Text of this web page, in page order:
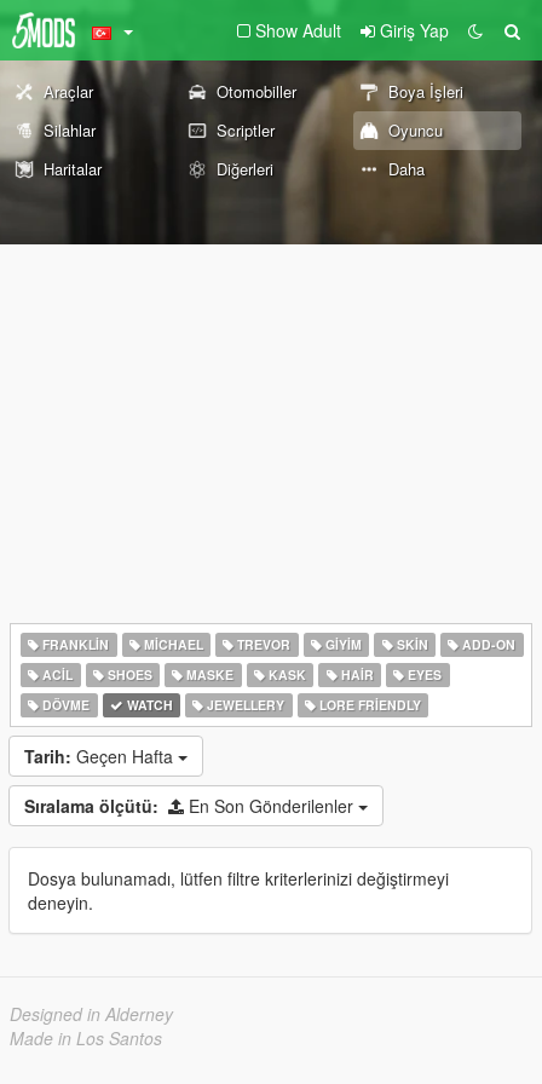
Show Adult Giriş Yap
Araçlar Otomobiller
Boya İşleri
Silahlar
Scriptler
Oyuncu
Haritalar
Diğerleri Daha
FRANKLIN MICHAEL TREVOR GIYIM SKIN
ADD-ON
ACIL
SHOES MASKE KASK HAIR
EYES
DÖVME
WATCH JEWELLERY LORE FRIENDLY
Tarih: Geçen Hafta
Sıralama ölçütü: En Son Gönderilenler
Dosya bulunamadı, lütfen filtre kriterlerinizi değiştirmeyi
deneyin.
Designed in Alderney
Made in Los Santos